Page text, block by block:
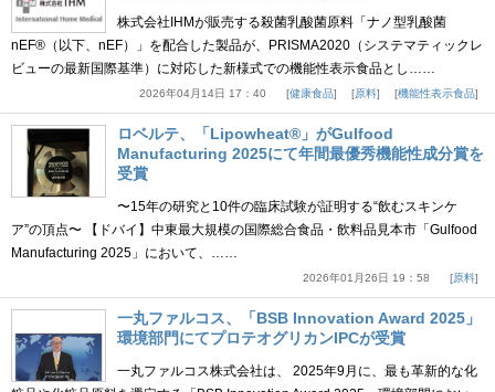
株式会社IHMが販売する殺菌乳酸菌原料「ナノ型乳酸菌
nEF®（以下、nEF）」を配合した製品が、PRISMA2020（システマティックレ
ビューの最新国際基準）に対応した新様式での機能性表示食品とし……
2026年04月14日 17：40 健康食品 原料 機能性表示食品
ロベルテ、「Lipowheat®」がGulfood
Manufacturing 2025にて年間最優秀機能性成分賞を
受賞
〜15年の研究と10件の臨床試験が証明する“飲むスキンケ
ア”の頂点〜 【ドバイ】中東最大規模の国際総合食品・飲料品見本市「Gulfood
Manufacturing 2025」において、……
2026年01月26日 19：58 原料
一丸ファルコス、「BSB Innovation Award 2025」
環境部門にてプロテオグリカンIPCが受賞
一丸ファルコス株式会社は、 2025年9月に、最も革新的な化